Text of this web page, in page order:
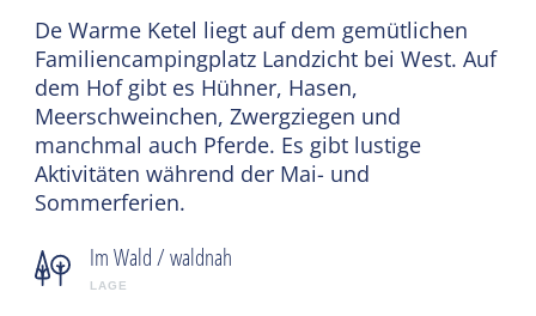
De Warme Ketel liegt auf dem gemütlichen
Familiencampingplatz Landzicht bei West. Auf
dem Hof gibt es Hühner, Hasen,
Meerschweinchen, Zwergziegen und
manchmal auch Pferde. Es gibt lustige
Aktivitäten während der Mai- und
Sommerferien.
Im Wald / waldnah
LAGE